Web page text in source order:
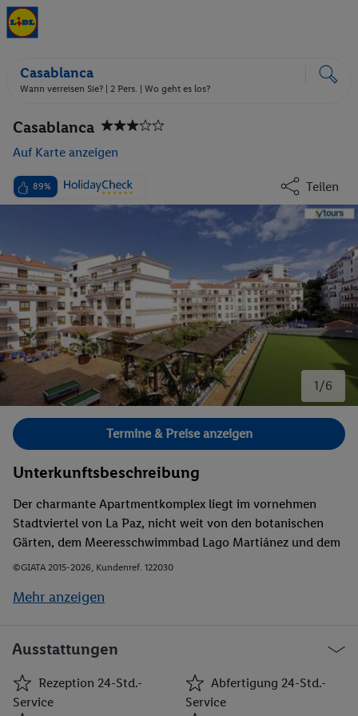
Casablanca
Wann verreisen Sie? | 2 Pers. | Wo geht es los?
Casablanca
Auf Karte anzeigen
89% Teilen
1/6
Bild 1 von 6.
Termine & Preise anzeigen
Unterkunftsbeschreibung
Der charmante Apartmentkomplex liegt im vornehmen
Stadtviertel von La Paz, nicht weit von den botanischen
Gärten, dem Meeresschwimmbad Lago Martiánez und dem
Stadtzentrum entfernt. Der schöne Strand ist in ca. 800 m
befinden sich in unmittelbarer Nähe. Ins Zentrum von
©GIATA 2015-2026, Kundenref. 122030
Mehr anzeigen
Ausstattungen
Rezeption 24-Std.-
Service
Abfertigung 24-Std.-
Service